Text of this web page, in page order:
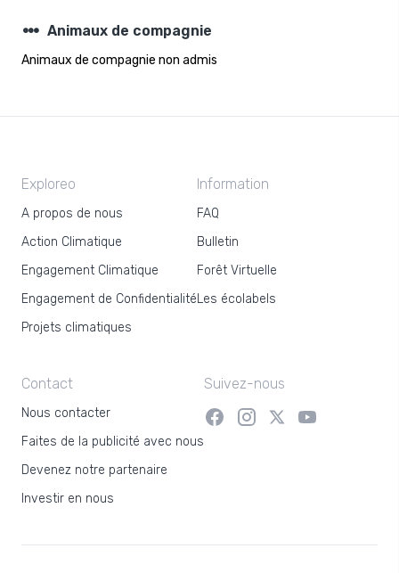
steppers Animaux de compagnie
Animaux de compagnie non admis
Exploreo
A propos de nous
Action Climatique
Engagement Climatique
Engagement de Confidentialité
Projets climatiques
Information
FAQ
Bulletin
Forêt Virtuelle
Les écolabels
Contact
Nous contacter
Faites de la publicité avec nous
Devenez notre partenaire
Investir en nous
Suivez-nous